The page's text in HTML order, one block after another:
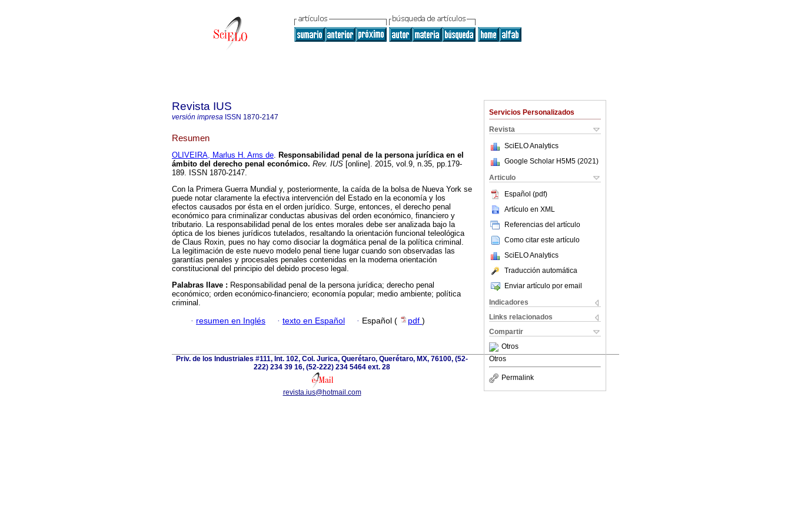
Servicios Personalizados
Revista
SciELO Analytics
Google Scholar H5M5 (2021 )
Articulo
Español (pdf)
Artículo en XML
Referencias del artículo
Como citar este artículo
SciELO Analytics
Traducción automática
Enviar artículo por email
Indicadores
Links relacionados
Compartir
Otros
Otros
Permalink
Revista IUS
versión impresa ISSN 1870-2147
Resumen
OLIVEIRA, Marlus H. Arns de. Responsabilidad penal de la persona jurídica en el
ámbito del derecho penal económico. Rev. IUS [online]. 2015, vol.9, n.35, pp.179-
189. ISSN 1870-2147.
Con la Primera Guerra Mundial y, posteriormente, la caída de la bolsa de Nueva York se
puede notar claramente la efectiva intervención del Estado en la economía y los
efectos causados por ésta en el orden jurídico. Surge, entonces, el derecho penal
económico para criminalizar conductas abusivas del orden económico, financiero y
tributario. La responsabilidad penal de los entes morales debe ser analizada bajo la
óptica de los bienes jurídicos tutelados, resaltando la orientación funcional teleológica
de Claus Roxin, pues no hay como disociar la dogmática penal de la política criminal.
La legitimación de este nuevo modelo penal tiene lugar cuando son observadas las
garantías penales y procesales penales contenidas en la moderna orientación
constitucional del principio del debido proceso legal.
Palabras llave : Responsabilidad penal de la persona jurídica; derecho penal
económico; orden económico-financiero; economía popular; medio ambiente; política
criminal.
· resumen en Inglés · texto en Español · Español ( pdf )
Priv. de los Industriales #111, Int. 102, Col. Jurica, Querétaro, Querétaro, MX, 76100, (52-
222) 234 39 16, (52-222) 234 5464 ext. 28
revista.ius@hotmail.com